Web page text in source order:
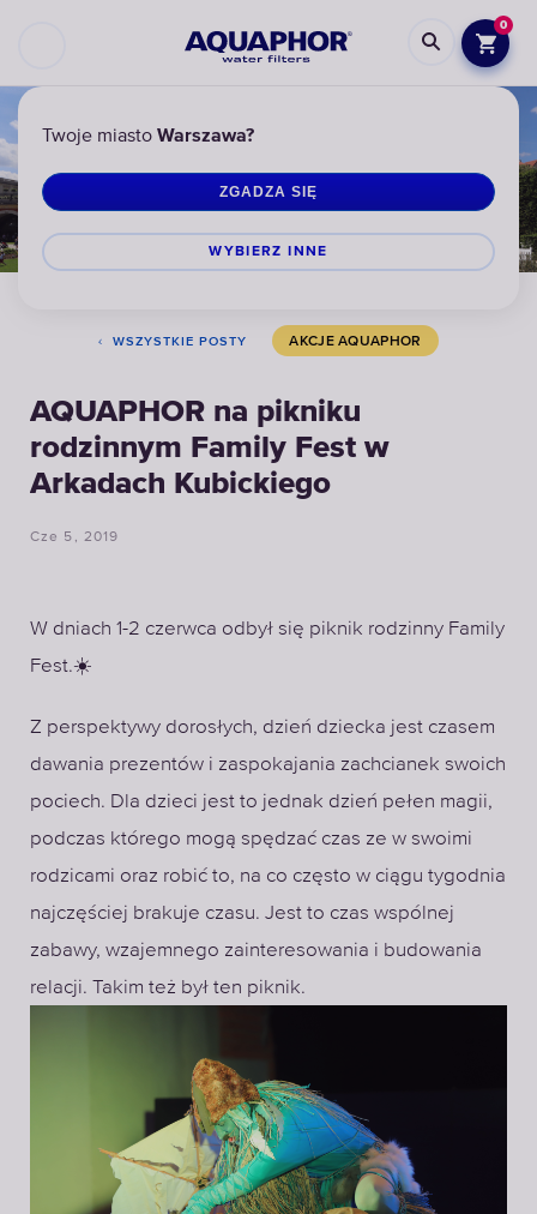
Twoje miasto Warszawa?
ZGADZA SIĘ
WYBIERZ INNЕ
0
WSZYSTKIE POSTY AKCJE AQUAPHOR
AQUAPHOR na pikniku
rodzinnym Family Fest w
Arkadach Kubickiego
Cze 5, 2019
W dniach 1-2 czerwca odbył się piknik rodzinny Family
Fest.☀️
Z perspektywy dorosłych, dzień dziecka jest czasem
dawania prezentów i zaspokajania zachcianek swoich
pociech. Dla dzieci jest to jednak dzień pełen magii,
podczas którego mogą spędzać czas ze w swoimi
rodzicami oraz robić to, na co często w ciągu tygodnia
najczęściej brakuje czasu. Jest to czas wspólnej
zabawy, wzajemnego zainteresowania i budowania
relacji. Takim też był ten piknik.